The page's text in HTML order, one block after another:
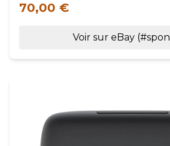
70,00 €
Voir sur eBay